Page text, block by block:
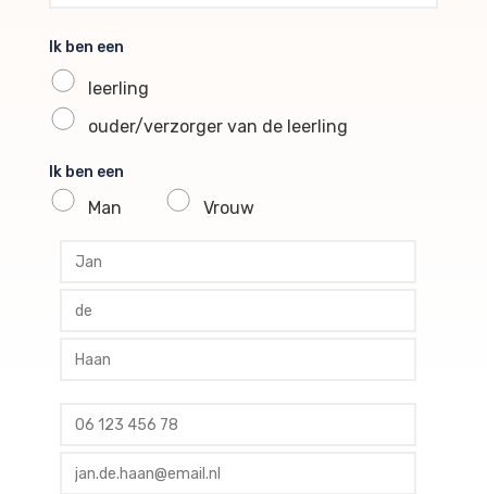
Ik ben een
leerling
ouder/verzorger van de leerling
Ik ben een
Man Vrouw
profile voornaam
profile tussenvoegsel
profile achternaam
profile telefoon
profile email